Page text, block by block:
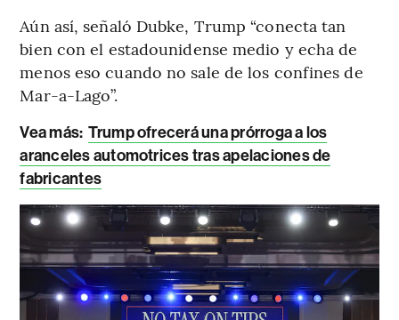
Aún así, señaló Dubke, Trump “conecta tan
bien con el estadounidense medio y echa de
menos eso cuando no sale de los confines de
Mar-a-Lago”.
Vea más: Trump ofrecerá una prórroga a los
aranceles automotrices tras apelaciones de
fabricantes